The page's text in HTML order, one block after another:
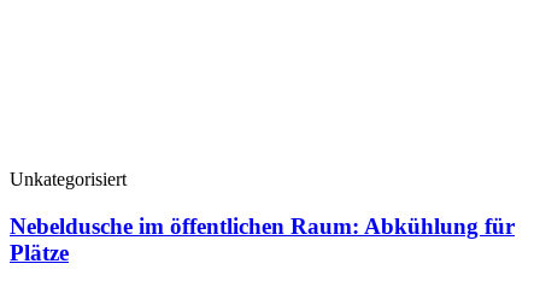
Unkategorisiert
Nebeldusche im öffentlichen Raum: Abkühlung für
Plätze